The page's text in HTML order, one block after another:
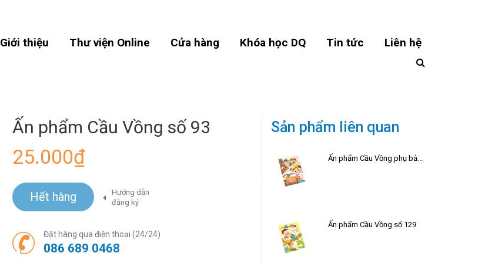
Giới thiệu Thư viện Online Cửa hàng Khóa học DQ Tin tức Liên hệ
Ấn phẩm Cầu Vồng số 93
25.000₫
Hết hàng
Hướng dẫn
đăng ký
Đặt hàng qua điện thoại (24/24)
086 689 0468
Sản phẩm liên quan
Ấn phẩm Cầu Vồng phụ bản hè 2026
Ấn phẩm Cầu Vồng số 129